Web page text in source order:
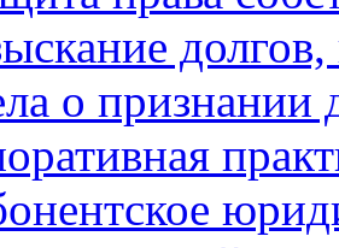
о признании